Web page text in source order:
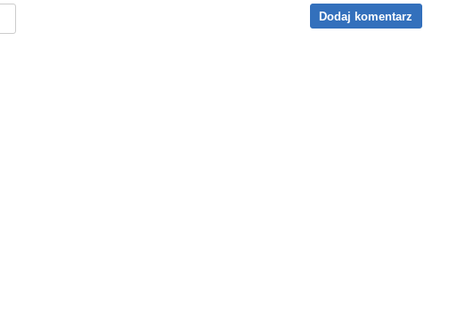
Dodaj komentarz